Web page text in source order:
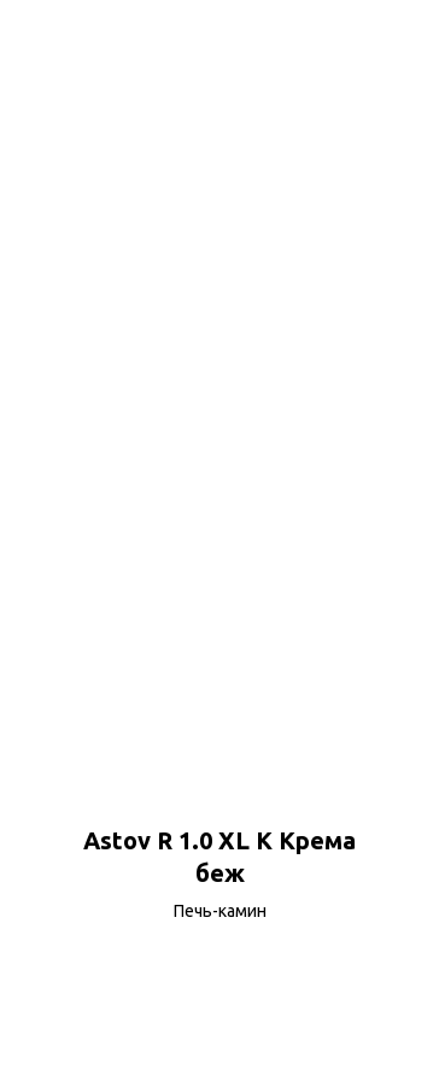
Astov R 1.0 XL K Крема
беж
Печь-камин